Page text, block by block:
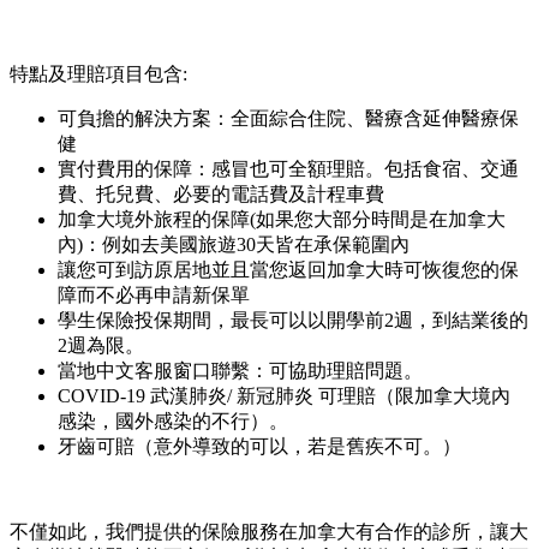
特點及理賠項目包含:
可負擔的解決方案：全面綜合住院、醫療含延伸醫療保
健
實付費用的保障：感冒也可全額理賠。包括食宿、交通
費、托兒費、必要的電話費及計程車費
加拿大境外旅程的保障(如果您大部分時間是在加拿大
內)：例如去美國旅遊30天皆在承保範圍內
讓您可到訪原居地並且當您返回加拿大時可恢復您的保
障而不必再申請新保單
學生保險投保期間，最長可以以開學前2週，到結業後的
2週為限。
當地中文客服窗口聯繫：可協助理賠問題。
COVID-19 武漢肺炎/ 新冠肺炎 可理賠（限加拿大境內
感染，國外感染的不行）。
牙齒可賠（意外導致的可以，若是舊疾不可。）
不僅如此，我們提供的保險服務在加拿大有合作的診所，讓大